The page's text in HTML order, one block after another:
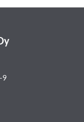
9